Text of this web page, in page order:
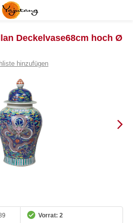
Deckelvase68cm hoch Ø
hinzufügen
Vorrat: 2